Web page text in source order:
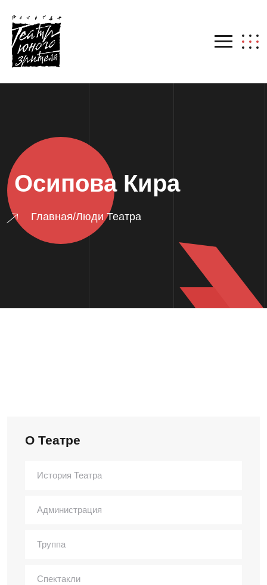
Осипова Кира
Главная/Люди Театра
О Театре
История Театра
Администрация
Труппа
Спектакли